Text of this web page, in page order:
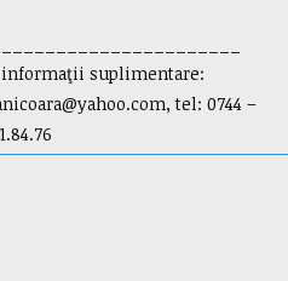
suplimentare:
, tel: 0744 –